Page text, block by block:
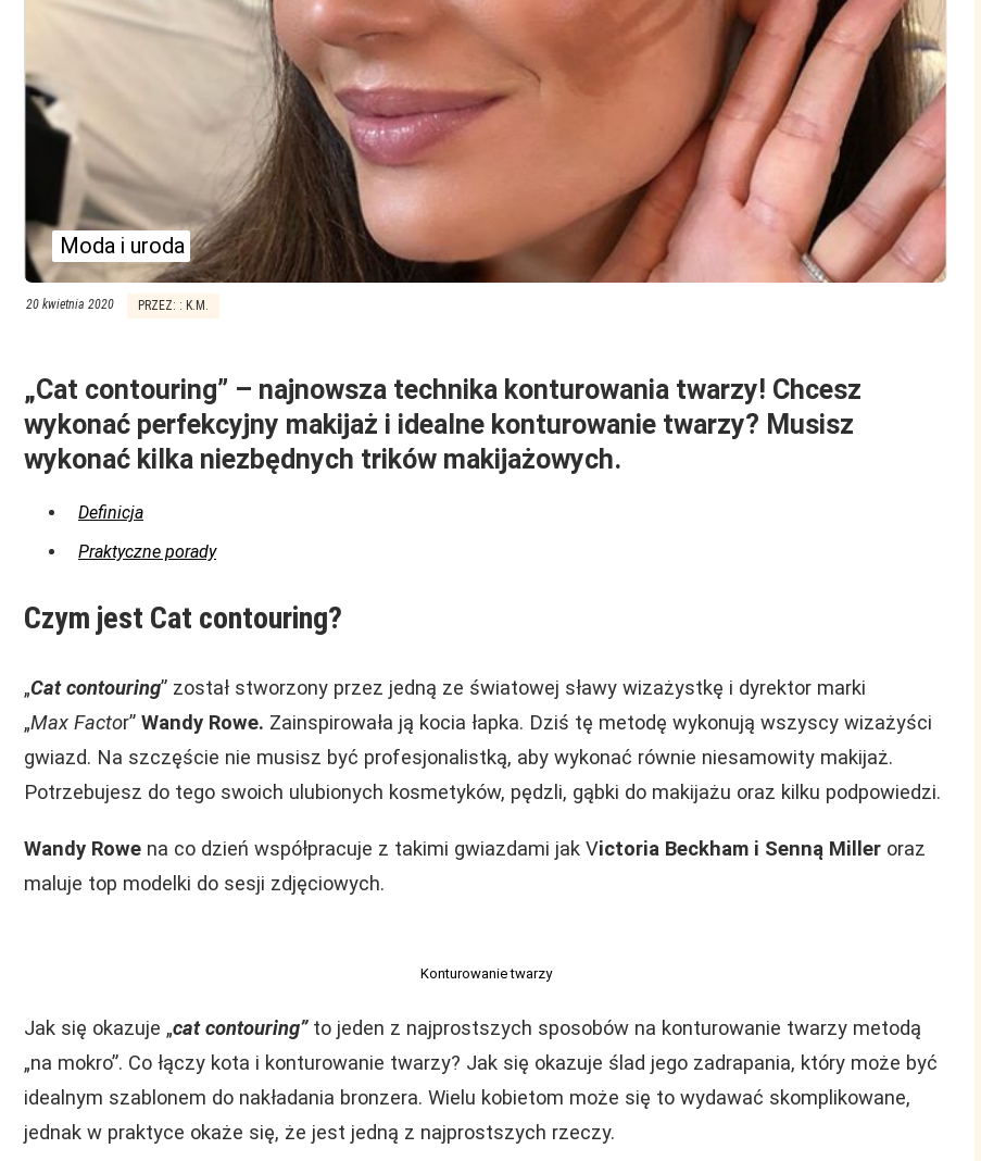
Moda i uroda
20 kwietnia 2020 PRZEZ: : K.M.
„Cat contouring” – najnowsza technika konturowania twarzy! Chcesz
wykonać perfekcyjny makijaż i idealne konturowanie twarzy? Musisz
wykonać kilka niezbędnych trików makijażowych.
Definicja
Praktyczne porady
Czym jest Cat contouring?
„Cat contouring” został stworzony przez jedną ze światowej sławy wizażystkę i dyrektor marki
„Max Factor” Wandy Rowe. Zainspirowała ją kocia łapka. Dziś tę metodę wykonują wszyscy wizażyści
gwiazd. Na szczęście nie musisz być profesjonalistką, aby wykonać równie niesamowity makijaż.
Potrzebujesz do tego swoich ulubionych kosmetyków, pędzli, gąbki do makijażu oraz kilku podpowiedzi.
Wandy Rowe na co dzień współpracuje z takimi gwiazdami jak Victoria Beckham i Senną Miller oraz
maluje top modelki do sesji zdjęciowych.
Konturowanie twarzy
Jak się okazuje „cat contouring”to jeden z najprostszych sposobów na konturowanie twarzy metodą
„na mokro”. Co łączy kota i konturowanie twarzy? Jak się okazuje ślad jego zadrapania, który może być
idealnym szablonem do nakładania bronzera. Wielu kobietom może się to wydawać skomplikowane,
jednak w praktyce okaże się, że jest jedną z najprostszych rzeczy.